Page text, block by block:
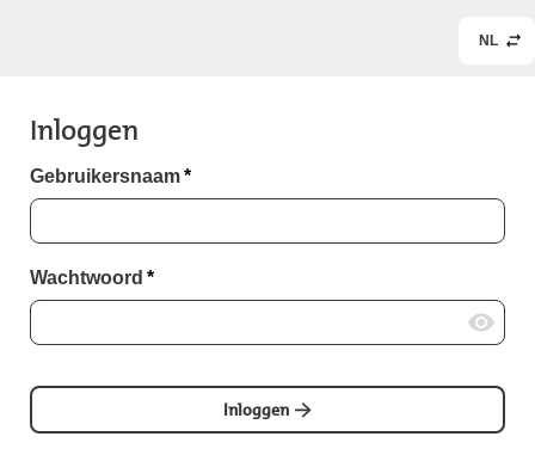
NL
Inloggen
Gebruikersnaam*
Wachtwoord *
Inloggen